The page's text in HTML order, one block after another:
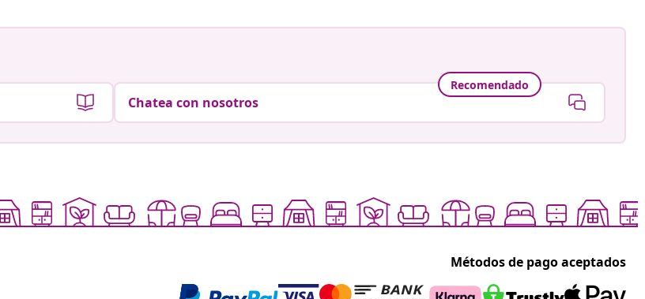
Recomendado
Chatea con nosotros
Métodos de pago aceptados